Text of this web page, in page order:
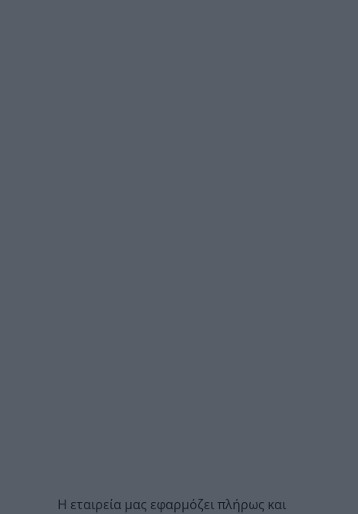
Η εταιρεία μας εφαρμόζει πλήρως και